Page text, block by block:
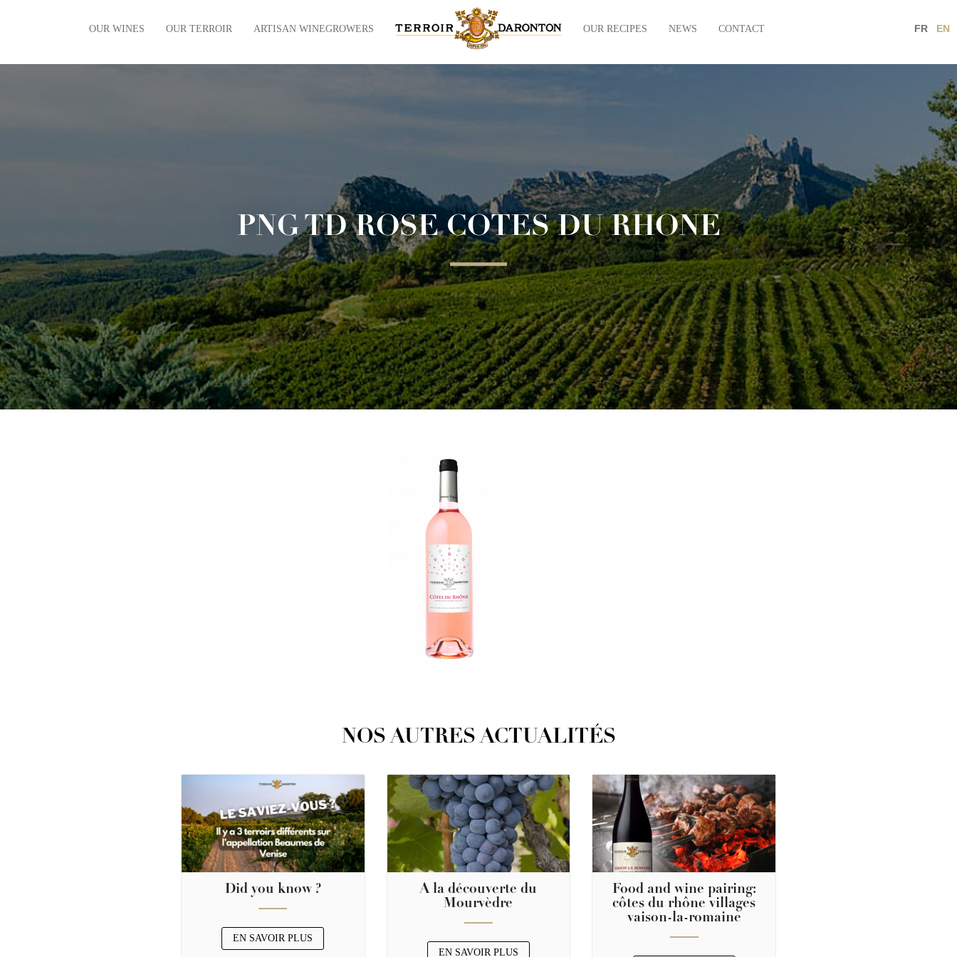
OUR WINES OUR TERROIR ARTISAN WINEGROWERS OUR RECIPES NEWS CONTACT FR EN
PNG TD ROSE COTES DU RHONE
NOS AUTRES ACTUALITÉS
Did you know ?
EN SAVOIR PLUS
A la découverte du
Mourvèdre
EN SAVOIR PLUS
Food and wine pairing:
côtes du rhône villages
vaison-la-romaine